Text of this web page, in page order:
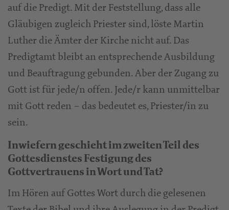
auf die Predigt. Mit der Feststellung, dass alle
Gläubigen zugleich Priester sind, löste Martin
Luther die Ämter der Kirche nicht auf. Das
Predigtamt bleibt an entsprechende Ausbildung
und Beauftragung gebunden. Aber der Zugang zu
Gott ist für jede/n offen. Jede/r kann unmittelbar
mit Gott reden – das bedeutet es, Priester/in zu
sein.
Inwiefern geschieht im zweiten Teil des
Gottesdienstes Festigung des
Gottvertrauens in Wort und Tat?
Im Hören auf Gottes Wort durch die gelesenen